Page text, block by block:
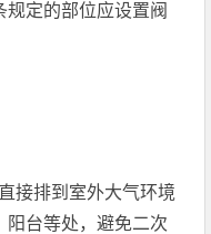
定的部位应设置阀
接排到室外大气环境
阳台等处，避免二次